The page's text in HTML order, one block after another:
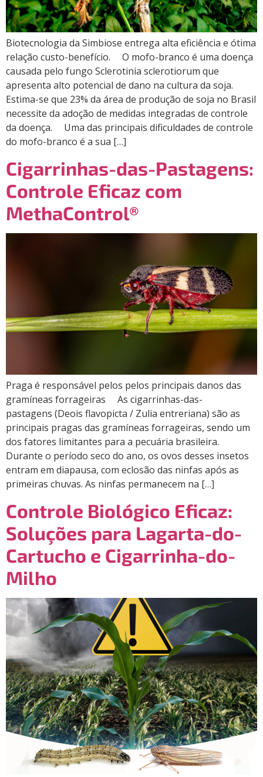
Biotecnologia da Simbiose entrega alta eficiência e ótima
relação custo-benefício. O mofo-branco é uma doença
causada pelo fungo Sclerotinia sclerotiorum que
apresenta alto potencial de dano na cultura da soja.
Estima-se que 23% da área de produção de soja no Brasil
necessite da adoção de medidas integradas de controle
da doença. Uma das principais dificuldades de controle
do mofo-branco é a sua […]
Cigarrinhas-das-Pastagens:
Controle Eficaz com
MethaControl®
Praga é responsável pelos pelos principais danos das
gramíneas forrageiras As cigarrinhas-das-
pastagens (Deois flavopicta / Zulia entreriana) são as
principais pragas das gramíneas forrageiras, sendo um
dos fatores limitantes para a pecuária brasileira.
Durante o período seco do ano, os ovos desses insetos
entram em diapausa, com eclosão das ninfas após as
primeiras chuvas. As ninfas permanecem na […]
Controle Biológico Eficaz:
Soluções para Lagarta-do-
Cartucho e Cigarrinha-do-
Milho